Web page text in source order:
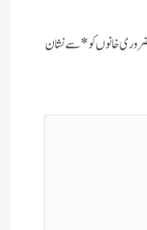
خانوں کو*سے نشان